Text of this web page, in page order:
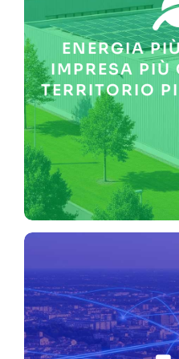
ENERGIA
IMPRESA PIÙ
TERRITORIO
COSTI
Aiutiamo le
ridurre e
operativa.
MODELLI
MISURA
RISPARMIO